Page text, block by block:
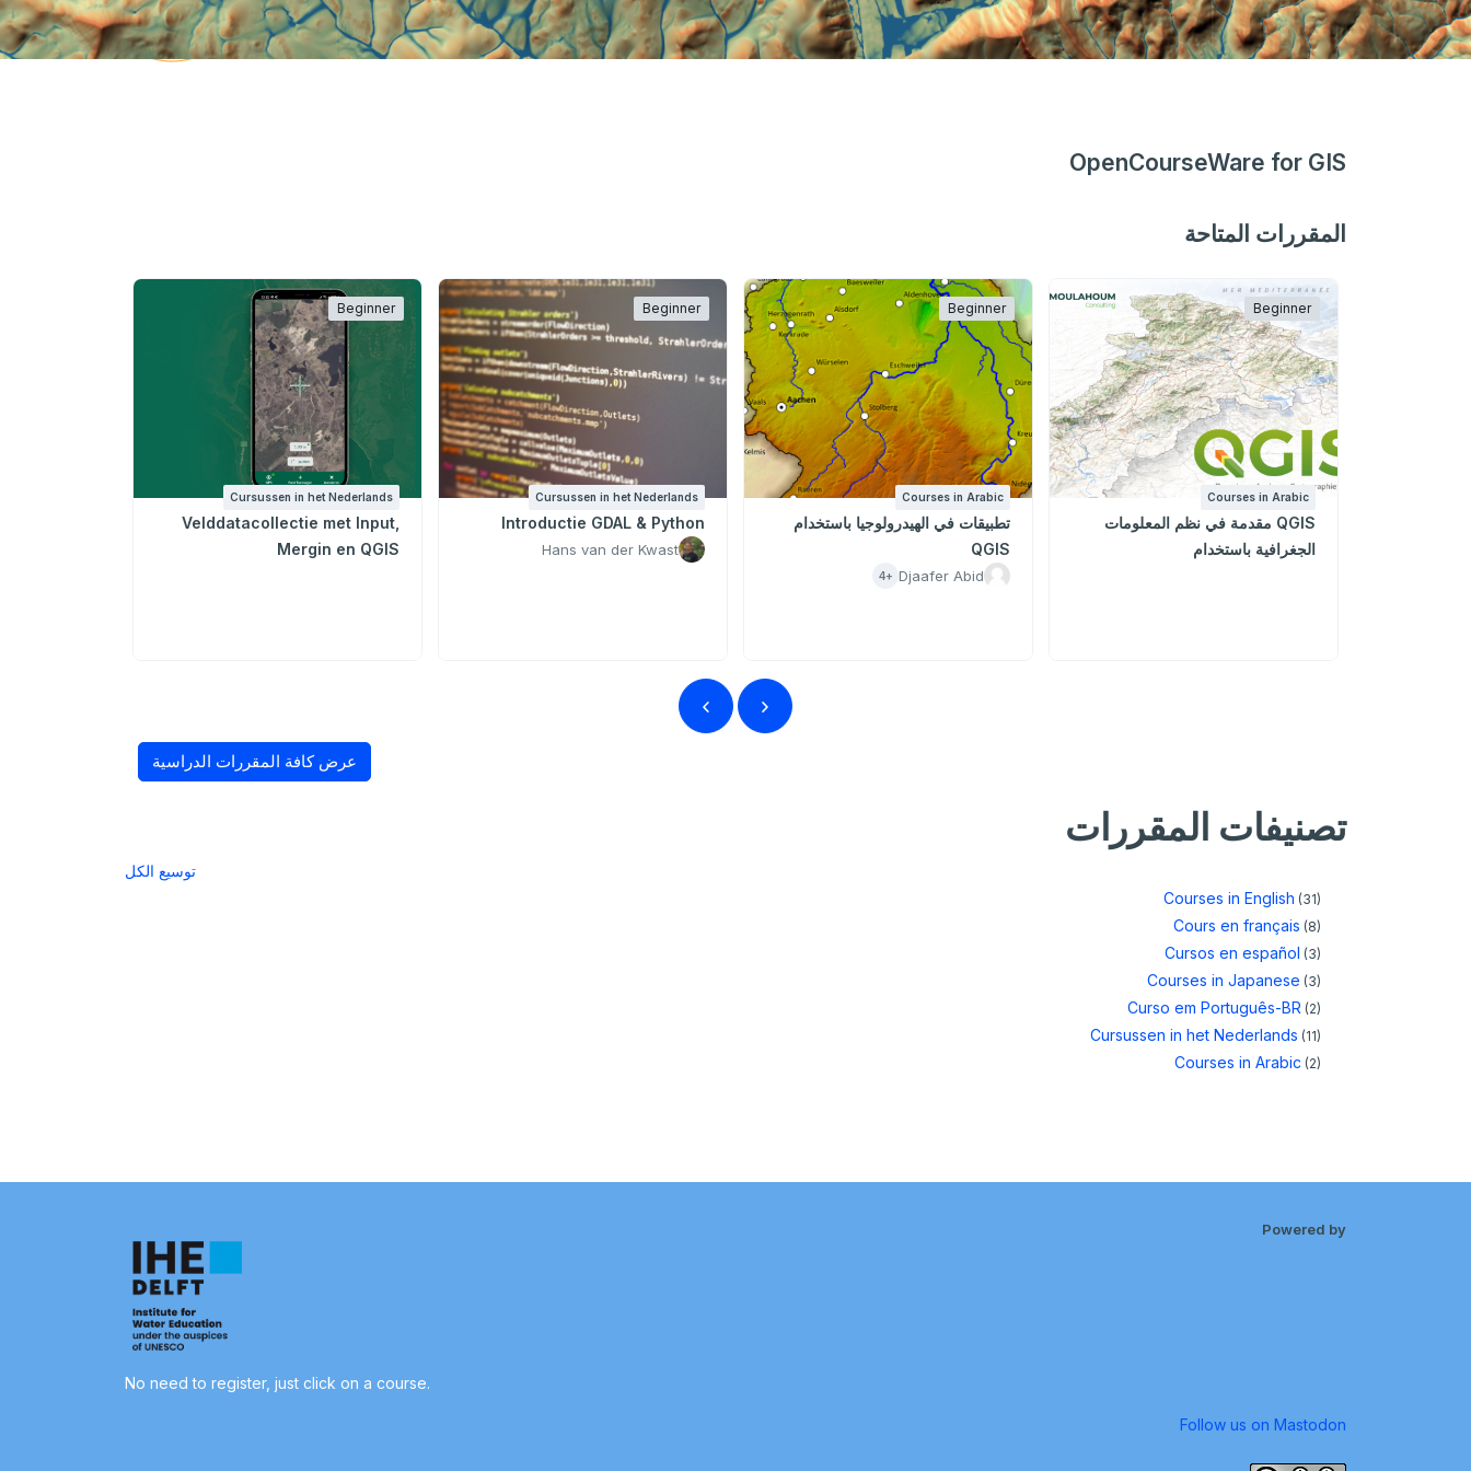
OpenCourseWare for GIS
المقررات المتاحة
Beginner
Cursussen in het Nederlands
Velddatacollectie met Input,
Mergin en QGIS
Beginner
Cursussen in het Nederlands
Introductie GDAL & Python
Hans van der Kwast
Beginner
Courses in Arabic
تطبيقات في الهيدرولوجيا باستخدام
QGIS
Djaafer Abid
+4
Beginner
Courses in Arabic
QGIS مقدمة في نظم المعلومات
الجغرافية باستخدام
عرض كافة المقررات الدراسية
تصنيفات المقررات
توسيع الكل
Courses in English (31)
Cours en français (8)
Cursos en español (3)
Courses in Japanese (3)
Curso em Português-BR (2)
Cursussen in het Nederlands (11)
Courses in Arabic (2)
Powered by
No need to register, just click on a course.
Follow us on Mastodon